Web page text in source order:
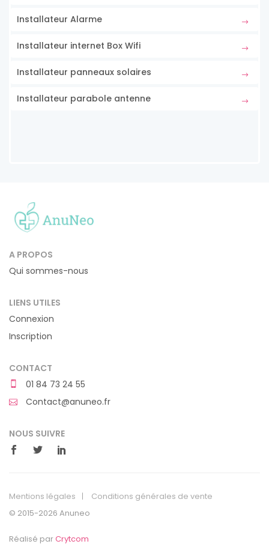
Installateur Alarme
Installateur internet Box Wifi
Installateur panneaux solaires
Installateur parabole antenne
A PROPOS
Qui sommes-nous
LIENS UTILES
Connexion
Inscription
CONTACT
01 84 73 24 55
Contact@anuneo.fr
NOUS SUIVRE
Mentions légales
Conditions générales de vente
© 2015-2026 Anuneo
Réalisé parCrytcom